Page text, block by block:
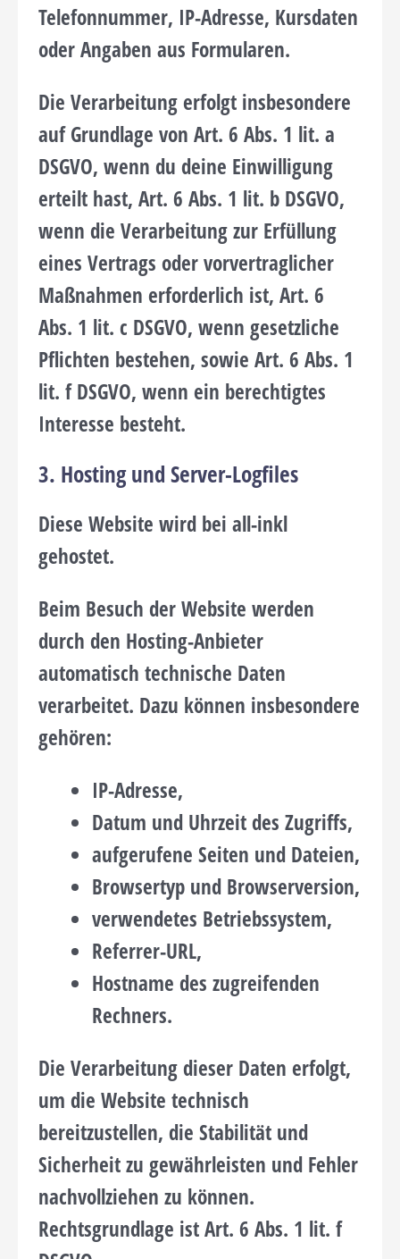
Telefonnummer, IP-Adresse, Kursdaten
oder Angaben aus Formularen.
Die Verarbeitung erfolgt insbesondere
auf Grundlage von Art. 6 Abs. 1 lit. a
DSGVO, wenn du deine Einwilligung
erteilt hast, Art. 6 Abs. 1 lit. b DSGVO,
wenn die Verarbeitung zur Erfüllung
eines Vertrags oder vorvertraglicher
Maßnahmen erforderlich ist, Art. 6
Abs. 1 lit. c DSGVO, wenn gesetzliche
Pflichten bestehen, sowie Art. 6 Abs. 1
lit. f DSGVO, wenn ein berechtigtes
Interesse besteht.
3. Hosting und Server-Logfiles
Diese Website wird bei all-inkl
gehostet.
Beim Besuch der Website werden
durch den Hosting-Anbieter
automatisch technische Daten
verarbeitet. Dazu können insbesondere
gehören:
IP-Adresse,
Datum und Uhrzeit des Zugriffs,
aufgerufene Seiten und Dateien,
Browsertyp und Browserversion,
verwendetes Betriebssystem,
Referrer-URL,
Hostname des zugreifenden
Rechners.
Die Verarbeitung dieser Daten erfolgt,
um die Website technisch
bereitzustellen, die Stabilität und
Sicherheit zu gewährleisten und Fehler
nachvollziehen zu können.
Rechtsgrundlage ist Art. 6 Abs. 1 lit. f